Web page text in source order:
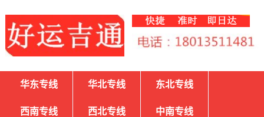
华东专线 华北专线 东北专线
西南专线 西北专线 中南专线